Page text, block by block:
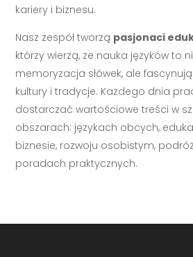
kariery i biznesu.
Nasz zespół tworzą pasjonaci
którzy wierzą, że nauka języków to
memoryzacja słówek, ale
kultury i tradycje. Każdego dnia
dostarczać wartościowe treści w
obszarach: językach obcych,
biznesie, rozwoju osobistym,
poradach praktycznych.